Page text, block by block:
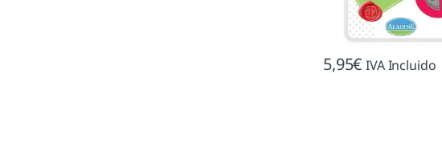
5,95€ IVA Incluido